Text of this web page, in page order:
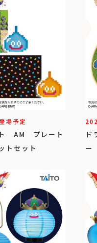
場予定
ト AM プレート
トセット
ー